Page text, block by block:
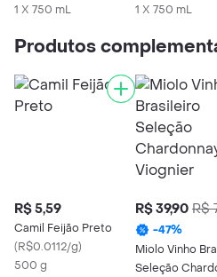
1 X 750 mL
1 X 750 mL
Produtos
R$ 5,59
Camil Feijão Preto
(R$0.0112/g)
500 g
R$ 39,90 R$
-47%
Miolo Vinho
Seleção